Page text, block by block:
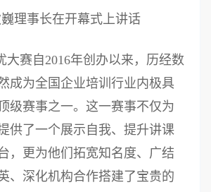
理事长在开幕式上讲话
大赛自2016年创办以来，历经数
成为全国企业培训行业内极具
级赛事之一。这一赛事不仅为
供了一个展示自我、提升讲课
，更为他们拓宽知名度、广结
、深化机构合作搭建了宝贵的